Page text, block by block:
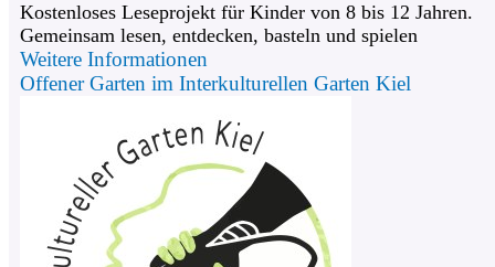
Kostenloses Leseprojekt für Kinder von 8 bis 12 Jahren.
Gemeinsam lesen, entdecken, basteln und spielen
Weitere Informationen
Offener Garten im Interkulturellen Garten Kiel